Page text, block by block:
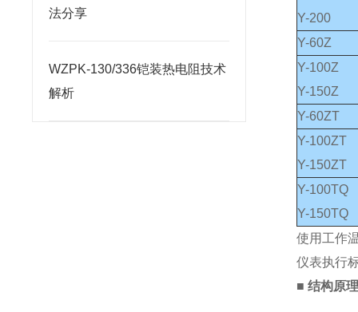
法分享
WZPK-130/336铠装热电阻技术
解析
Y-200
Y-60Z
Y-100Z
Y-150Z
Y-60ZT
Y-100ZT
Y-150ZT
Y-100TQ
Y-150TQ
使用工作
仪表执行
■ 结构原